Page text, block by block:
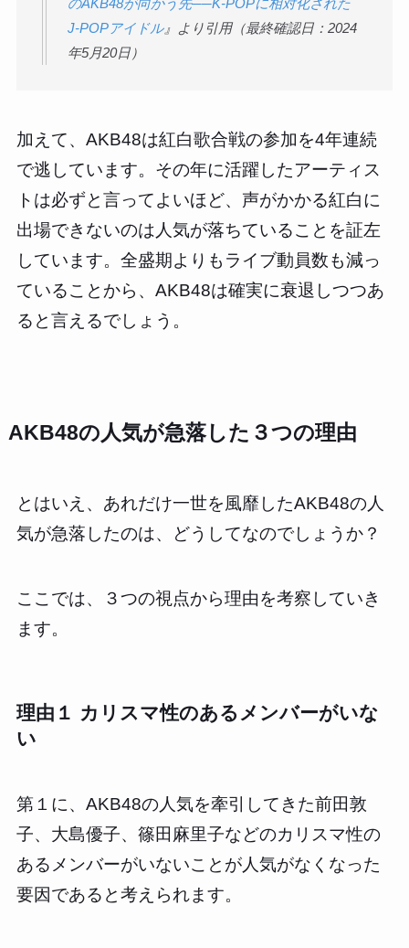
J-POPアイドル』より引用（最終確認日：2024
年5月20日）
加えて、AKB48は紅白歌合戦の参加を4年連続
で逃しています。その年に活躍したアーティス
トは必ずと言ってよいほど、声がかかる紅白に
出場できないのは人気が落ちていることを証左
しています。全盛期よりもライブ動員数も減っ
ていることから、AKB48は確実に衰退しつつあ
ると言えるでしょう。
AKB48の人気が急落した３つの理由
とはいえ、あれだけ一世を風靡したAKB48の人
気が急落したのは、どうしてなのでしょうか？
ここでは、３つの視点から理由を考察していき
ます。
理由１ カリスマ性のあるメンバーがいな
い
第１に、AKB48の人気を牽引してきた前田敦
子、大島優子、篠田麻里子などのカリスマ性の
あるメンバーがいないことが人気がなくなった
要因であると考えられます。